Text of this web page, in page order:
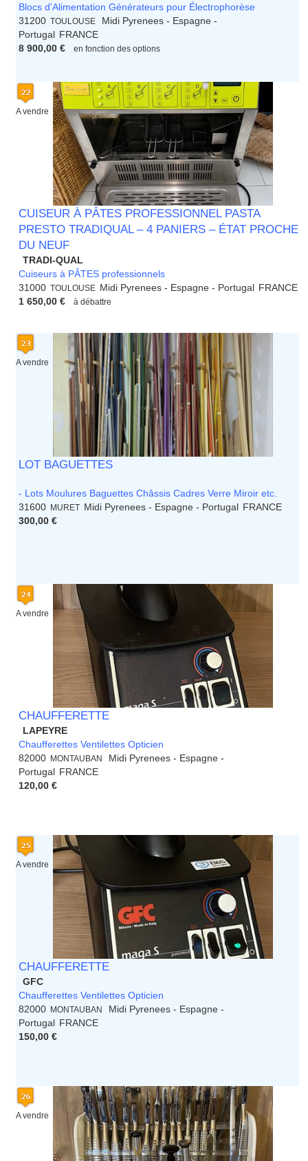
Blocs d'Alimentation Générateurs pour Électrophorèse
31200 TOULOUSE
Midi Pyrenees - Espagne -
Portugal FRANCE
8 900,00 €
en fonction des options
A vendre
CUISEUR À PÂTES PROFESSIONNEL PASTA
PRESTO TRADIQUAL – 4 PANIERS – ÉTAT PROCHE
DU NEUF
TRADI-QUAL
Cuiseurs à PÂTES professionnels
31000 TOULOUSE Midi Pyrenees - Espagne - Portugal FRANCE
1 650,00 €
à débattre
A vendre
LOT BAGUETTES
- Lots Moulures Baguettes Châssis Cadres Verre Miroir etc.
31600 MURET Midi Pyrenees - Espagne - Portugal FRANCE
300,00 €
A vendre
CHAUFFERETTE
LAPEYRE
Chaufferettes Ventilettes Opticien
82000 MONTAUBAN
Midi Pyrenees - Espagne -
Portugal FRANCE
120,00 €
A vendre
CHAUFFERETTE
GFC
Chaufferettes Ventilettes Opticien
82000 MONTAUBAN
Midi Pyrenees - Espagne -
Portugal FRANCE
150,00 €
A vendre